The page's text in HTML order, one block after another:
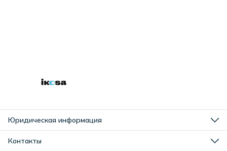
Юридическая информация
Оплата
Доставка
Контакты